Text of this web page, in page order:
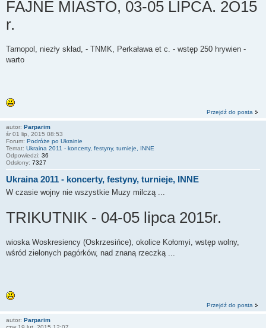
FAJNE MIASTO, 03-05 LIPCA. 2O15
r.
Tarnopol, niezły skład, - TNMK, Perkaława et c. - wstęp 250 hrywien -
warto
Przejdź do posta
autor: Parparim
śr 01 lip, 2015 08:53
Forum: Podróże po Ukrainie
Temat: Ukraina 2011 - koncerty, festyny, turnieje, INNE
Odpowiedzi: 36
Odsłony: 7327
Ukraina 2011 - koncerty, festyny, turnieje, INNE
W czasie wojny nie wszystkie Muzy milczą ...
TRIKUTNIK - 04-05 lipca 2015r.
wioska Woskresiency (Oskrzesińce), okolice Kołomyi, wstęp wolny,
wśród zielonych pagórków, nad znaną rzeczką ...
Przejdź do posta
autor: Parparim